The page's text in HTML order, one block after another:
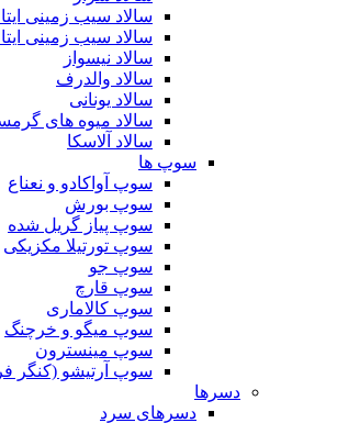
سالاد سیب زمینی
سالاد سیب زمینی
سالاد نیسواز
سالاد والدرف
سالاد یونانی
سالاد میوه های
سالاد آلاسکا
سوپ ها
سوپ آواکادو و نعناع
سوپ بورش
سوپ پیاز گریل شده
سوپ تورتیلا مکزیکی
سوپ جو
سوپ قارچ
سوپ کالاماری
سوپ میگو و خرچنگ
سوپ مینسترون
سوپ آرتیشو (کنگر
دسرها
دسرهای سرد